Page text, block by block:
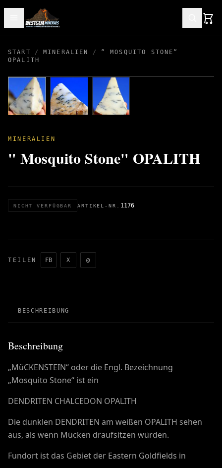
START / MINERALIEN /
“ MOSQUITO STONE“
OPALITH
MINERALIEN
" Mosquito Stone" OPALITH
NICHT VERFÜGBAR ARTIKEL-NR. 1176
TEILEN FB X @
BESCHREIBUNG
Beschreibung
„MüCKENSTEIN“ oder die Engl. Bezeichnung
„Mosquito Stone“ ist ein
DENDRITEN CHALCEDON OPALITH
Die dunklen DENDRITEN am weißen OPALITH sehen
aus, als wenn Mücken draufsitzen würden.
Fundort ist das Gebiet der Eastern Goldfields in